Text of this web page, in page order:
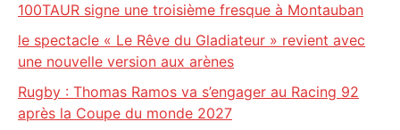
100TAUR signe une troisième fresque à Montauban
le spectacle « Le Rêve du Gladiateur » revient avec
une nouvelle version aux arènes
Rugby : Thomas Ramos va s’engager au Racing 92
après la Coupe du monde 2027